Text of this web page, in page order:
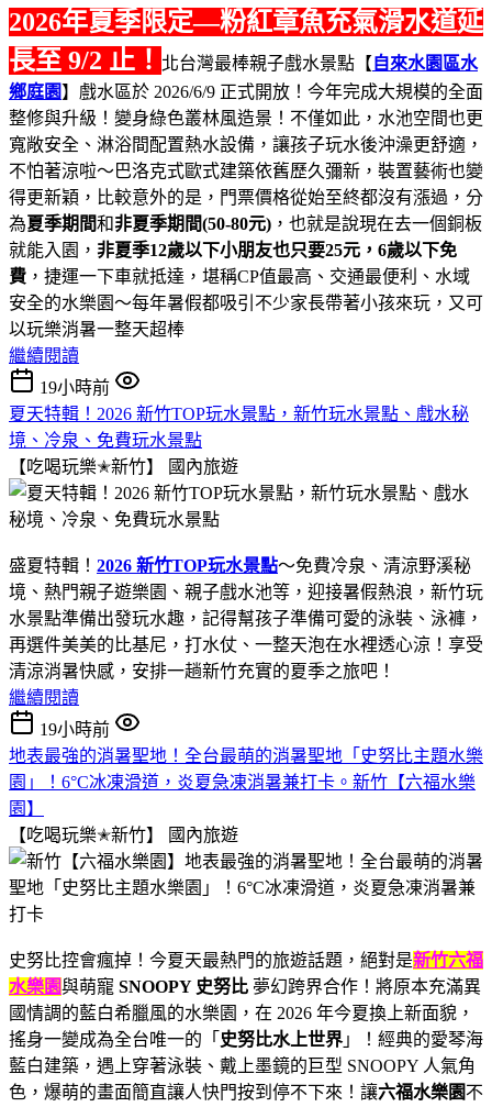
2026年夏季限定—粉紅章魚充氣滑水道延
長至 9/2 止！ 北台灣最棒親子戲水景點【 自來水園區水
鄉庭園】戲水區於 2026/6/9 正式開放！今年完成大規模的全面
整修與升級！變身綠色叢林風造景！不僅如此，水池空間也更
寬敞安全、淋浴間配置熱水設備，讓孩子玩水後沖澡更舒適，
不怕著涼啦～巴洛克式歐式建築依舊歷久彌新，裝置藝術也變
得更新穎，比較意外的是，門票價格從始至終都沒有漲過，分
為夏季期間和非夏季期間(50-80元) ，也就是說現在去一個銅板
就能入園， 非夏季12歲以下小朋友也只要25元，6歲以下免
費 ，捷運一下車就抵達，堪稱CP值最高、交通最便利、水域
安全的水樂園～每年暑假都吸引不少家長帶著小孩來玩，又可
以玩樂消暑一整天超棒
繼續閱讀
19小時前
夏天特輯！2026 新竹TOP玩水景點，新竹玩水景點、戲水秘
境、冷泉、免費玩水景點
【吃喝玩樂✭新竹】
國內旅遊
盛夏特輯！ 2026 新竹TOP玩水景點～免費冷泉、清涼野溪秘
境、熱門親子遊樂園、親子戲水池等，迎接暑假熱浪，新竹玩
水景點準備出發玩水趣，記得幫孩子準備可愛的泳裝、泳褲，
再選件美美的比基尼，打水仗、一整天泡在水裡透心涼！享受
清涼消暑快感，安排一趟新竹充實的夏季之旅吧！
繼續閱讀
19小時前
地表最強的消暑聖地！全台最萌的消暑聖地「史努比主題水樂
園」！6°C冰凍滑道，炎夏急凍消暑兼打卡。新竹【六福水樂
園】
【吃喝玩樂✭新竹】
國內旅遊
史努比控會瘋掉！今夏天最熱門的旅遊話題，絕對是新竹六福
水樂園與萌寵 SNOOPY 史努比 夢幻跨界合作！將原本充滿異
國情調的藍白希臘風的水樂園，在 2026 年今夏換上新面貌，
搖身一變成為全台唯一的「 史努比水上世界 」！經典的愛琴海
藍白建築，遇上穿著泳裝、戴上墨鏡的巨型 SNOOPY 人氣角
色，爆萌的畫面簡直讓人快門按到停不下來！讓六福水樂園不